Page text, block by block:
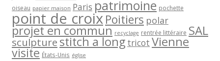
oiseau papier maison Paris patrimoine pochette
point de croixPoitiers polar
projet en commun recyclage rentrée littéraire SAL
sculpturestitch a long tricot Vienne
visite États-Unis église